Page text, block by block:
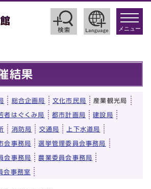
toggle
メニュー
結果
総合企画局 文化市民局 産業観光局
者はぐくみ局 都市計画局 建設局
消防局 交通局 上下水道局
会事務局 選挙管理委員会事務局
会事務局 農業委員会事務局
会事務室